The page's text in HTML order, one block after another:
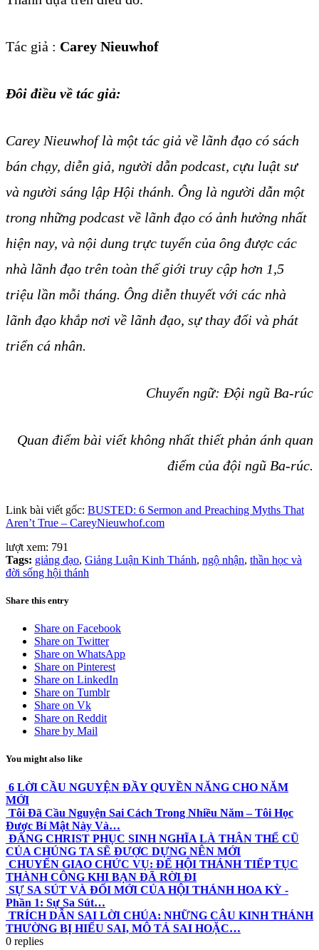
Tác giả : Carey Nieuwhof
Đôi điều về tác giả:
Carey Nieuwhof là một tác giả về lãnh đạo có sách
bán chạy, diễn giả, người dẫn podcast, cựu luật sư
và người sáng lập Hội thánh. Ông là người dẫn một
trong những podcast về lãnh đạo có ảnh hưởng nhất
hiện nay, và nội dung trực tuyến của ông được các
nhà lãnh đạo trên toàn thế giới truy cập hơn 1,5
triệu lần mỗi tháng. Ông diễn thuyết với các nhà
lãnh đạo khắp nơi về lãnh đạo, sự thay đổi và phát
triển cá nhân.
Chuyển ngữ: Đội ngũ Ba-rúc
Quan điểm bài viết không nhất thiết phản ánh quan
điểm của đội ngũ Ba-rúc.
Link bài viết gốc: BUSTED: 6 Sermon and Preaching Myths That
Aren’t True – CareyNieuwhof.com
lượt xem: 791
Tags: giảng đạo, Giảng Luận Kinh Thánh, ngộ nhận, thần học và
đời sống hội thánh
Share this entry
Share on Facebook
Share on Twitter
Share on WhatsApp
Share on Pinterest
Share on LinkedIn
Share on Tumblr
Share on Vk
Share on Reddit
Share by Mail
You might also like
6 LỜI CẦU NGUYỆN ĐẦY QUYỀN NĂNG CHO NĂM
MỚI
Tôi Đã Cầu Nguyện Sai Cách Trong Nhiều Năm – Tôi Học
Được Bí Mật Này Và…
ĐẤNG CHRIST PHỤC SINH NGHĨA LÀ THÂN THỂ CŨ
CỦA CHÚNG TA SẼ ĐƯỢC DỰNG NÊN MỚI
CHUYỂN GIAO CHỨC VỤ: ĐỂ HỘI THÁNH TIẾP TỤC
THÀNH CÔNG KHI BẠN ĐÃ RỜI ĐI
SỰ SA SÚT VÀ ĐỔI MỚI CỦA HỘI THÁNH HOA KỲ -
Phần 1: Sự Sa Sút…
TRÍCH DẪN SAI LỜI CHÚA: NHỮNG CÂU KINH THÁNH
THƯỜNG BỊ HIỂU SAI, MÔ TẢ SAI HOẶC…
0 replies